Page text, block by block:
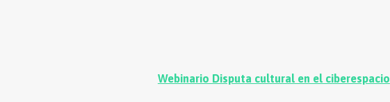
Webinario Disputa cultural en el ciberespacio